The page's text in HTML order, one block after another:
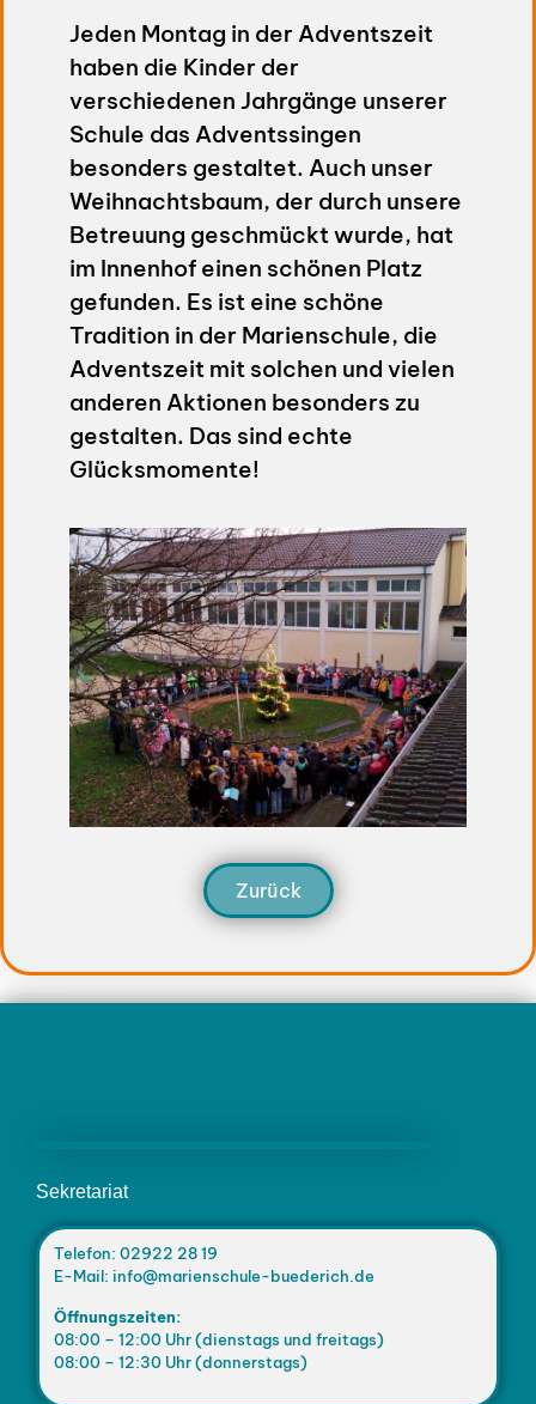
Jeden Montag in der Adventszeit
haben die Kinder der
verschiedenen Jahrgänge unserer
Schule das Adventssingen
besonders gestaltet. Auch unser
Weihnachtsbaum, der durch unsere
Betreuung geschmückt wurde, hat
im Innenhof einen schönen Platz
gefunden. Es ist eine schöne
Tradition in der Marienschule, die
Adventszeit mit solchen und vielen
anderen Aktionen besonders zu
gestalten. Das sind echte
Glücksmomente!
Zurück
Sekretariat
Telefon: 02922 28 19
E-Mail: info@marienschule-buederich.de
Öffnungszeiten:
08:00 – 12:00 Uhr (dienstags und freitags)
08:00 – 12:30 Uhr (donnerstags)